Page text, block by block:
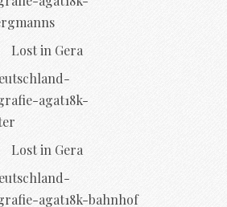
Lost in Gera
Lost in Gera